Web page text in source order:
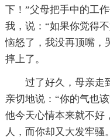
下！”父母把手中的工
我，说：“如果你觉得
恼怒了，我没再顶嘴，
摔上了。
过了好久，母亲走
亲切地说：“你的气也
他今天心情本来就不好
人，而你却又大发牢骚